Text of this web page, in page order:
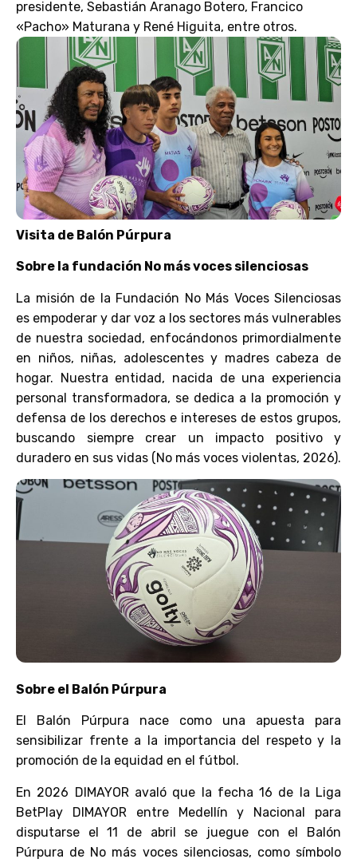
presidente, Sebastián Aranago Botero, Francico
«Pacho» Maturana y René Higuita, entre otros.
Visita de Balón Púrpura
Sobre la fundación No más voces silenciosas
La misión de la Fundación No Más Voces Silenciosas
es empoderar y dar voz a los sectores más vulnerables
de nuestra sociedad, enfocándonos primordialmente
en niños, niñas, adolescentes y madres cabeza de
hogar. Nuestra entidad, nacida de una experiencia
personal transformadora, se dedica a la promoción y
defensa de los derechos e intereses de estos grupos,
buscando siempre crear un impacto positivo y
duradero en sus vidas (No más voces violentas, 2026).
Sobre el Balón Púrpura
El Balón Púrpura nace como una apuesta para
sensibilizar frente a la importancia del respeto y la
promoción de la equidad en el fútbol.
En 2026 DIMAYOR avaló que la fecha 16 de la Liga
BetPlay DIMAYOR entre Medellín y Nacional para
disputarse el 11 de abril se juegue con el Balón
Púrpura de No más voces silenciosas, como símbolo